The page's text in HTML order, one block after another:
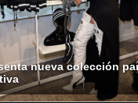
nueva colección